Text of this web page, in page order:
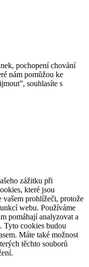
pochopení chování
nám pomůžou ke
souhlasíte s
zážitku při
které jsou
prohlížeči, protože
webu. Používáme
pomáhají analyzovat a
Tyto cookies budou
Máte také možnost
těchto souborů